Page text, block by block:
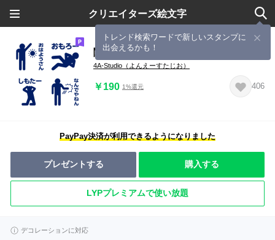
クリエイターズ絵文字
トレンド検索ワードで新しいスタンプに
出会えるかも！
関西弁ピクトグラム絵文字
4A-Studio（よんえーすたじお）
￥190 1%還元 406
PayPay決済が利用できるようになりました
プレゼントする 購入する
LYPプレミアムで使い放題
デコレーションに対応